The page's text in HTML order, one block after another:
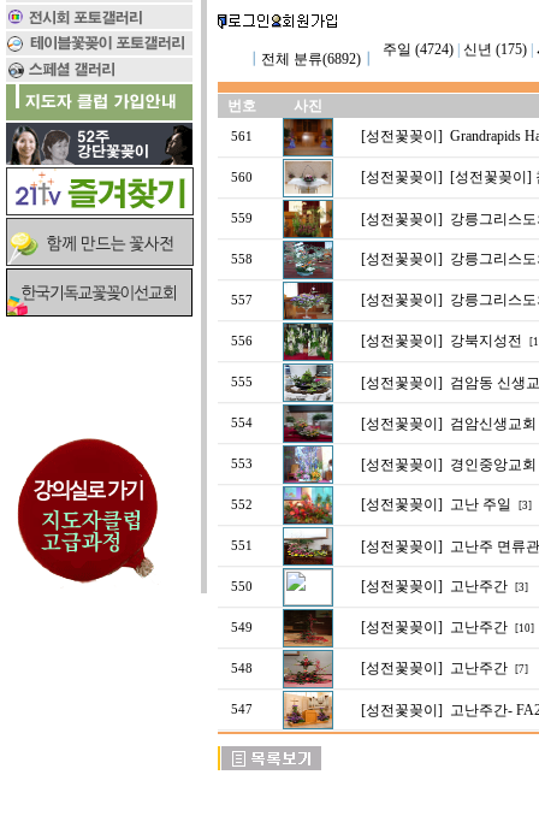
전체 분류(6892)┃
주일 (4724)| 신년 (175)|
번호 사진
561 [성전꽃꽂이] Grandrapids
560 [성전꽃꽂이] [성전꽃꽂이]
559 [성전꽃꽂이] 강릉그리스
558 [성전꽃꽂이] 강릉그리스
557 [성전꽃꽂이] 강릉그리스
556 [성전꽃꽂이] 강북지성전
555 [성전꽃꽂이] 검암동 신생
554 [성전꽃꽂이] 검암신생교
553 [성전꽃꽂이] 경인중앙교회
552 [성전꽃꽂이] 고난 주일 [3]
551 [성전꽃꽂이] 고난주 면류
550 [성전꽃꽂이] 고난주간 [3]
549 [성전꽃꽂이] 고난주간 [10]
548 [성전꽃꽂이] 고난주간 [7]
547 [성전꽃꽂이] 고난주간-